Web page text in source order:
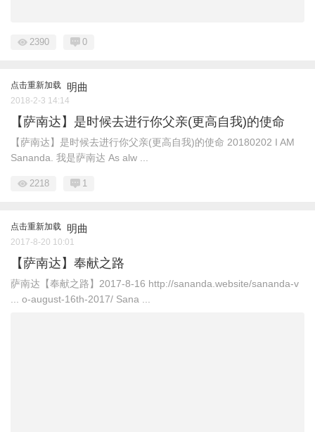
2390 0
点击重新加载 明曲
2018-2-3 14:14
【萨南达】是时候去进行你父亲(更高自我)的使命
【萨南达】是时候去进行你父亲(更高自我)的使命 20180202 I AM
Sananda. 我是萨南达 As alw ...
2218 1
点击重新加载 明曲
2017-8-20 10:01
【萨南达】奉献之路
萨南达【奉献之路】2017-8-16 http://sananda.website/sananda-v
... o-august-16th-2017/ Sana ...